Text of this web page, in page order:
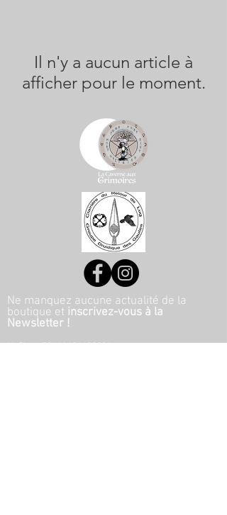
Il n'y a aucun article à
afficher pour le moment.
Ne manquez aucune actualité de la
boutique et inscrivez-vous à la
Newsletter !
N. Siret:53411424400021